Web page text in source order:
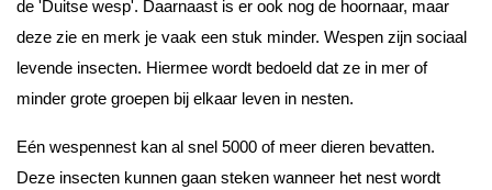
de 'Duitse wesp'. Daarnaast is er ook nog de hoornaar, maar
deze zie en merk je vaak een stuk minder. Wespen zijn sociaal
levende insecten. Hiermee wordt bedoeld dat ze in mer of
minder grote groepen bij elkaar leven in nesten.
Eén wespennest kan al snel 5000 of meer dieren bevatten.
Deze insecten kunnen gaan steken wanneer het nest wordt